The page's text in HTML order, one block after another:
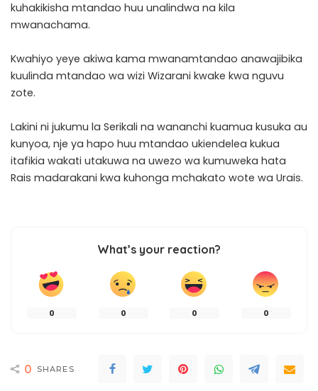
kuhakikisha mtandao huu unalindwa na kila
mwanachama.
Kwahiyo yeye akiwa kama mwanamtandao anawajibika
kuulinda mtandao wa wizi Wizarani kwake kwa nguvu
zote.
Lakini ni jukumu la Serikali na wananchi kuamua kusuka au
kunyoa, nje ya hapo huu mtandao ukiendelea kukua
itafikia wakati utakuwa na uwezo wa kumuweka hata
Rais madarakani kwa kuhonga mchakato wote wa Urais.
What’s your reaction?
0 0 0 0
0 SHARES